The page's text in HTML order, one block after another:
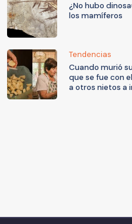
¿No hubo
los mamíferos
Tendencias
Cuando murió
que se fue con
a otros nietos a